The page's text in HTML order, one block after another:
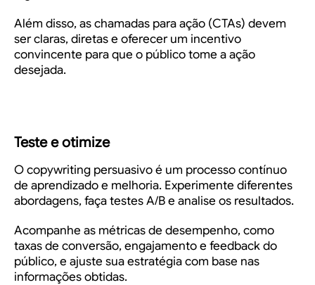
Além disso, as chamadas para ação (CTAs) devem
ser claras, diretas e oferecer um incentivo
convincente para que o público tome a ação
desejada.
Teste e otimize
O copywriting persuasivo é um processo contínuo
de aprendizado e melhoria. Experimente diferentes
abordagens, faça testes A/B e analise os resultados.
Acompanhe as métricas de desempenho, como
taxas de conversão, engajamento e feedback do
público, e ajuste sua estratégia com base nas
informações obtidas.